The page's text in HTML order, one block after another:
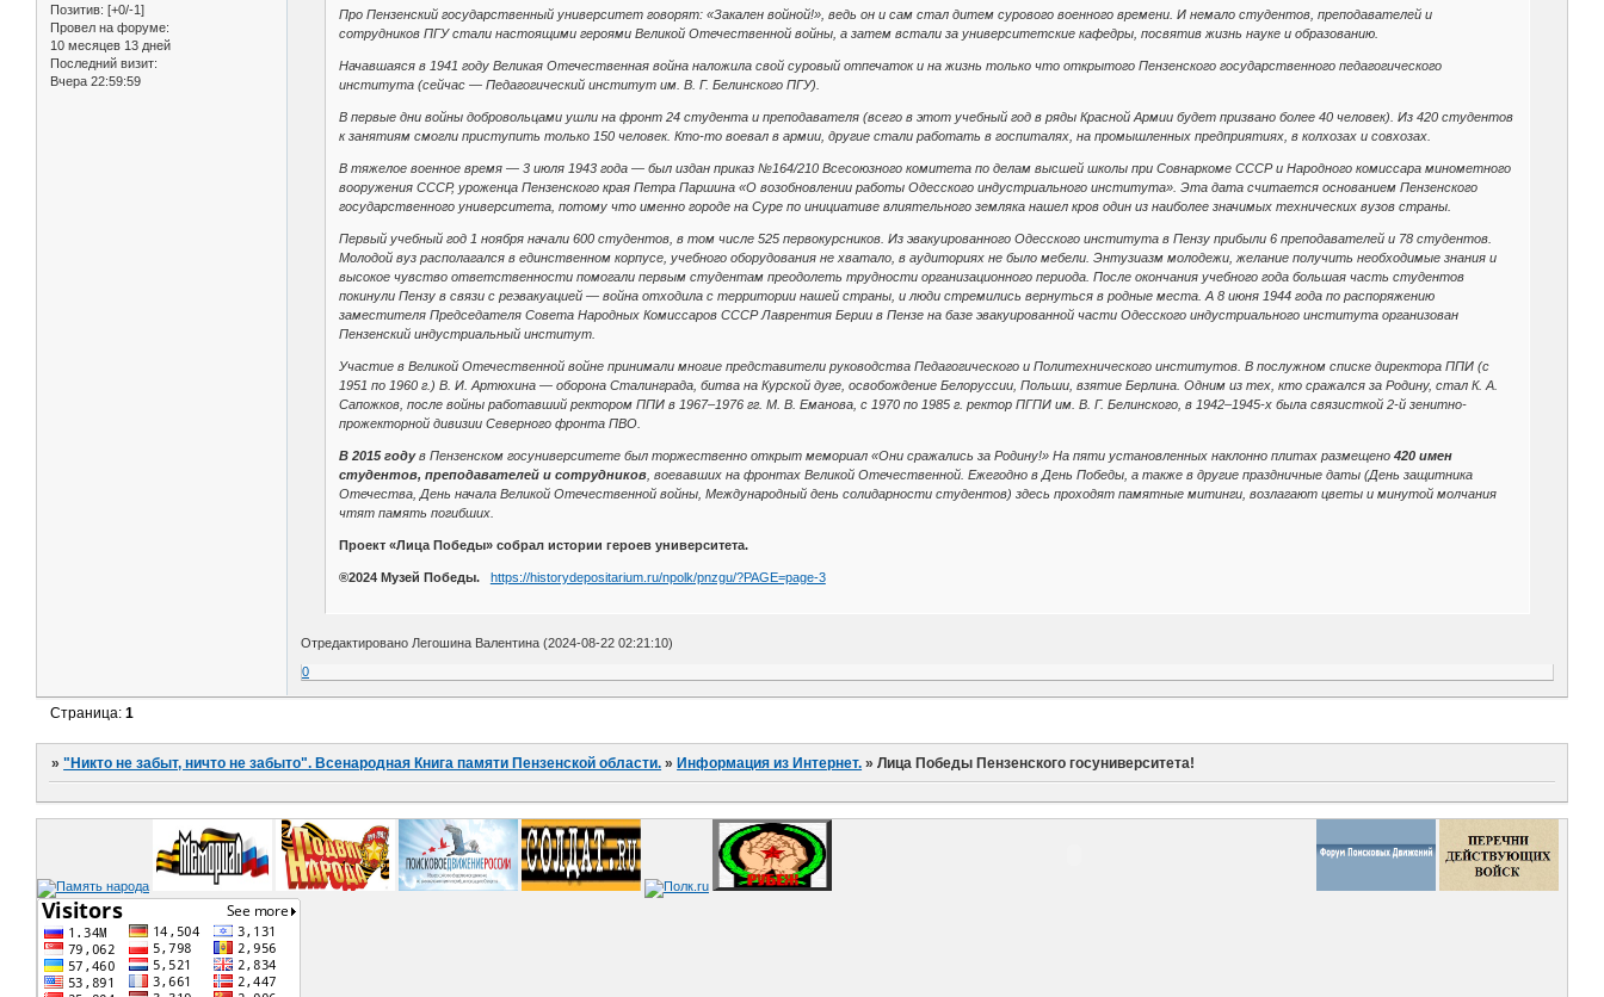
Позитив: [+0/-1]
Провел на форуме:
10 месяцев 13 дней
Последний визит:
Вчера 22:59:59
Про Пензенский государственный университет говорят: «Закален войной!», ведь он и сам стал дитем сурового военного времени. И немало студентов, преподавателей и
сотрудников ПГУ стали настоящими героями Великой Отечественной войны, а затем встали за университетские кафедры, посвятив жизнь науке и образованию.
Начавшаяся в 1941 году Великая Отечественная война наложила свой суровый отпечаток и на жизнь только что открытого Пензенского государственного педагогического
института (сейчас — Педагогический институт им. В. Г. Белинского ПГУ).
В первые дни войны добровольцами ушли на фронт 24 студента и преподавателя (всего в этот учебный год в ряды Красной Армии будет призвано более 40 человек). Из 420 студентов
к занятиям смогли приступить только 150 человек. Кто-то воевал в армии, другие стали работать в госпиталях, на промышленных предприятиях, в колхозах и совхозах.
В тяжелое военное время — 3 июля 1943 года — был издан приказ №164/210 Всесоюзного комитета по делам высшей школы при Совнаркоме СССР и Народного комиссара минометного
вооружения СССР, уроженца Пензенского края Петра Паршина «О возобновлении работы Одесского индустриального института». Эта дата считается основанием Пензенского
государственного университета, потому что именно городе на Суре по инициативе влиятельного земляка нашел кров один из наиболее значимых технических вузов страны.
Первый учебный год 1 ноября начали 600 студентов, в том числе 525 первокурсников. Из эвакуированного Одесского института в Пензу прибыли 6 преподавателей и 78 студентов.
Молодой вуз располагался в единственном корпусе, учебного оборудования не хватало, в аудиториях не было мебели. Энтузиазм молодежи, желание получить необходимые знания и
высокое чувство ответственности помогали первым студентам преодолеть трудности организационного периода. После окончания учебного года большая часть студентов
покинули Пензу в связи с реэвакуацией — война отходила с территории нашей страны, и люди стремились вернуться в родные места. А 8 июня 1944 года по распоряжению
заместителя Председателя Совета Народных Комиссаров СССР Лаврентия Берии в Пензе на базе эвакуированной части Одесского индустриального института организован
Пензенский индустриальный институт.
Участие в Великой Отечественной войне принимали многие представители руководства Педагогического и Политехнического институтов. В послужном списке директора ППИ (с
1951 по 1960 г.) В. И. Артюхина — оборона Сталинграда, битва на Курской дуге, освобождение Белоруссии, Польши, взятие Берлина. Одним из тех, кто сражался за Родину, стал К. А.
Сапожков, после войны работавший ректором ППИ в 1967–1976 гг. М. В. Еманова, с 1970 по 1985 г. ректор ПГПИ им. В. Г. Белинского, в 1942–1945-х была связисткой 2-й зенитно-
прожекторной дивизии Северного фронта ПВО.
В 2015 годув Пензенском госуниверситете был торжественно открыт мемориал «Они сражались за Родину!» На пяти установленных наклонно плитах размещено 420 имен
студентов, преподавателей и сотрудников, воевавших на фронтах Великой Отечественной. Ежегодно в День Победы, а также в другие праздничные даты (День защитника
Отечества, День начала Великой Отечественной войны, Международный день солидарности студентов) здесь проходят памятные митинги, возлагают цветы и минутой молчания
чтят память погибших.
Проект «Лица Победы» собрал истории героев университета.
®2024 Музей Победы. https://historydepositarium.ru/npolk/pnzgu/?PAGE=page-3
Отредактировано Легошина Валентина (2024-08-22 02:21:10)
0
Страница:1
»"Никто не забыт, ничто не забыто". Всенародная Книга памяти Пензенской области. » Информация из Интернет. »Лица Победы Пензенского госуниверситета!